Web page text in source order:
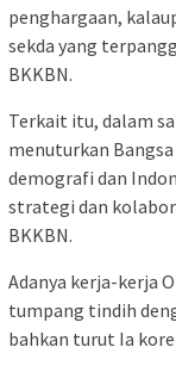
penghargaan,
sekda yang
BKKBN.
Terkait itu, dalam
menuturkan
demografi dan
strategi dan
BKKBN.
Adanya kerja-kerja
tumpang tindih
bahkan turut Ia